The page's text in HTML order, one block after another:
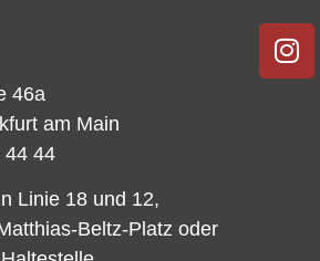
46a
am Main
44 44
Linie 18 und 12,
Beltz-Platz oder